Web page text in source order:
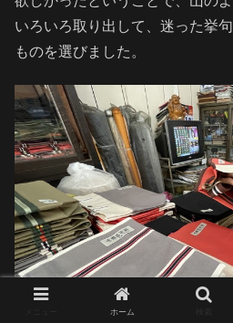
いろいろ取り出して、迷った挙
ものを選びました。
ホーム